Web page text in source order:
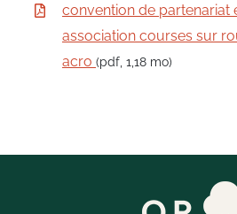
convention de partenariat
association courses sur
acro (pdf, 1,18 mo)